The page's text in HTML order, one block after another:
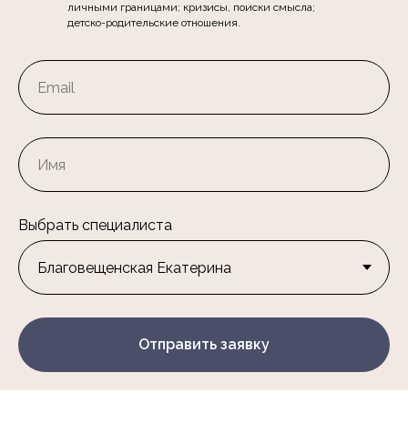
личными границами; кризисы, поиски смысла;
детско-родительские отношения.
Выбрать специалиста
Отправить заявку